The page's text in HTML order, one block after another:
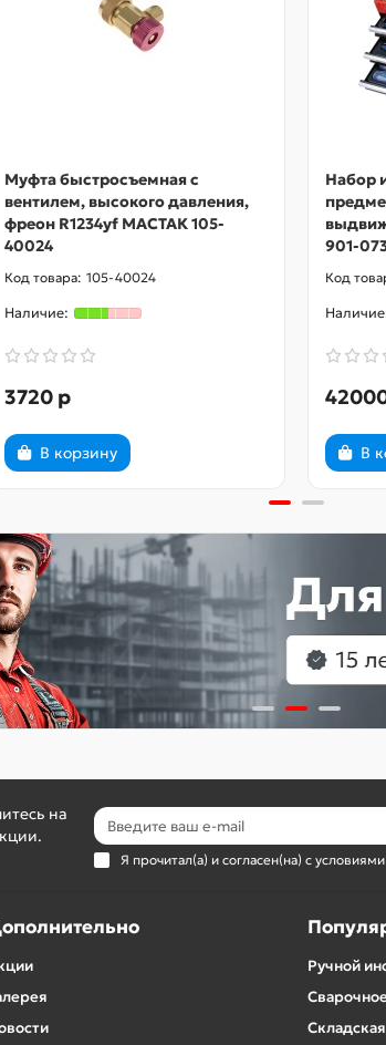
Муфта быстросъемная с
вентилем, высокого давления,
фреон R1234yf МАСТАК 105-
40024
105-40024
3720 р
В корзину
Набор
901-
В
на
Я прочитал(а) и согласен(на) с условиями
Ручной